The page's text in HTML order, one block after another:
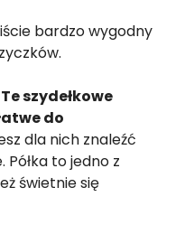
bardzo wygodny
Te szydełkowe
do
dla nich znaleźć
Półka to jedno z
świetnie się